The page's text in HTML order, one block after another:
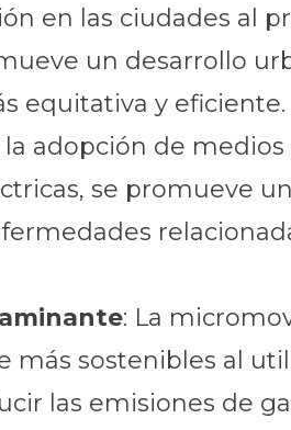
en las ciudades al
un desarrollo
equitativa y eficiente.
adopción de
se promueve
: La
más sostenibles al
las emisiones de